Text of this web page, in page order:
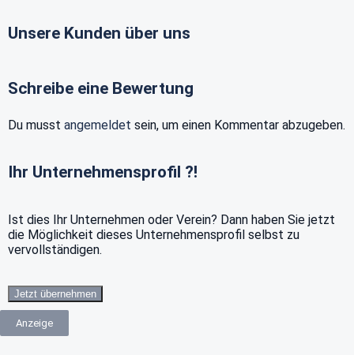
Unsere Kunden über uns
Schreibe eine Bewertung
Du musst angemeldet sein, um einen Kommentar abzugeben.
Ihr Unternehmensprofil ?!
Ist dies Ihr Unternehmen oder Verein? Dann haben Sie jetzt
die Möglichkeit dieses Unternehmensprofil selbst zu
vervollständigen.
Jetzt übernehmen
Anzeige